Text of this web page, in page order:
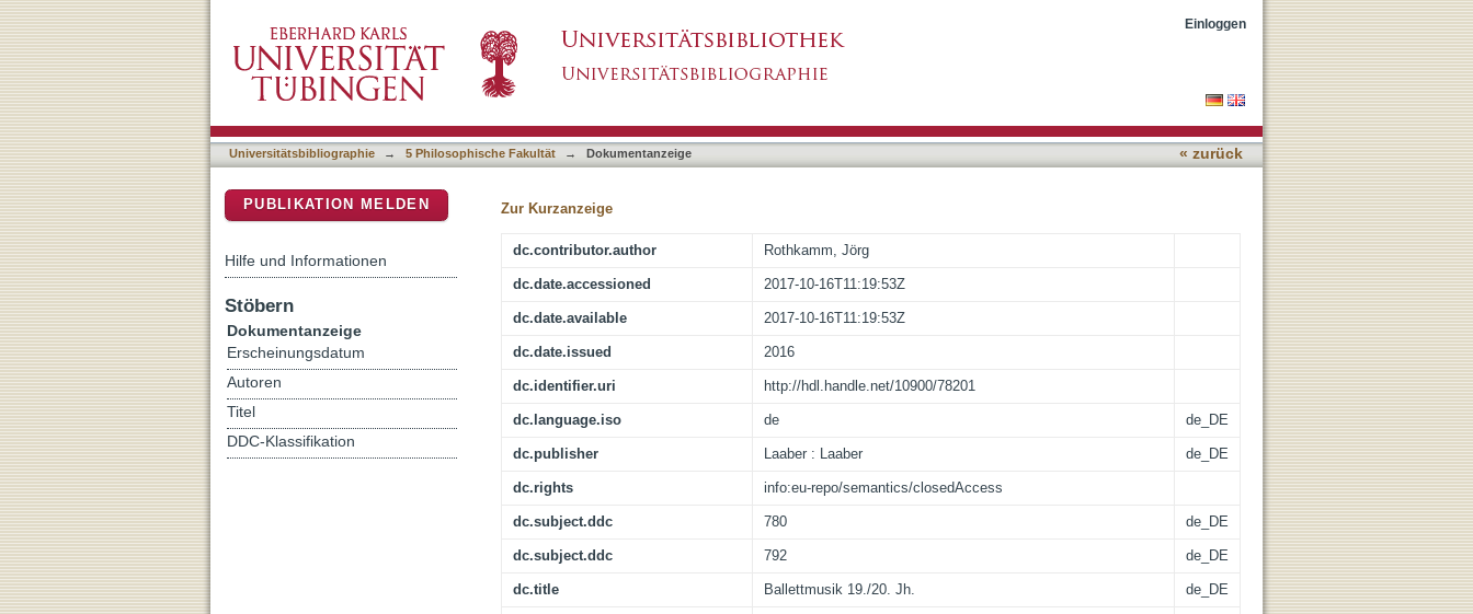
Einloggen
Universitätsbibliographie → 5 Philosophische Fakultät → Dokumentanzeige « zurück
Zur Kurzanzeige
dc.contributor.author Rothkamm, Jörg
dc.date.accessioned 2017-10-16T11:19:53Z
dc.date.available 2017-10-16T11:19:53Z
dc.date.issued 2016
dc.identifier.uri http://hdl.handle.net/10900/78201
dc.language.iso de de_DE
dc.publisher Laaber : Laaber de_DE
dc.rights info:eu-repo/semantics/closedAccess
dc.subject.ddc 780 de_DE
dc.subject.ddc 792 de_DE
dc.title Ballettmusik 19./20. Jh. de_DE
PUBLIKATION MELDEN
Hilfe und Informationen
Stöbern
Dokumentanzeige
Erscheinungsdatum
Autoren
Titel
DDC-Klassifikation